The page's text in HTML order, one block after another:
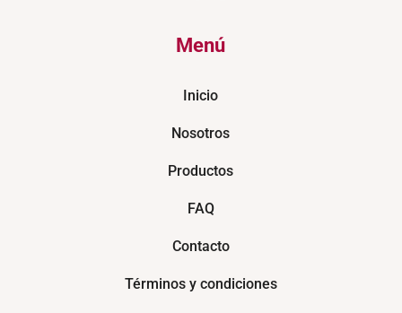
Menú
Inicio
Nosotros
Productos
FAQ
Contacto
Términos y condiciones